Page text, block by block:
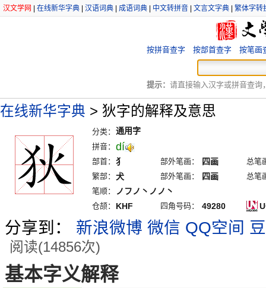
汉文学网 在线新华字典 汉语词典 成语词典 中文转拼音 文言文字典 繁体字转
按拼音查字 按部首查字 按笔画
提示： 请直接输入汉字或拼音查询
在线新华字典 > 狄字的解释及意思
分类： 通用字
拼音： dí
部首： 犭 部外笔画： 四画
总笔
繁部： 犬 部外笔画： 四画
总笔
笔顺：
ノフノ丶ノノ丶
仓颉： KHF 四角号码： 49280
分享到： 新浪微博 微信 QQ空间
阅读(14856次)
基本字义解释